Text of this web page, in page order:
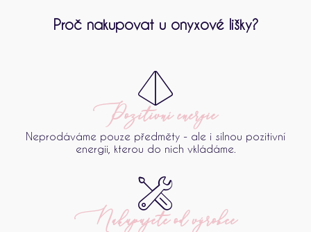
Proč nakupovat u onyxové lišky?
Pozitivní energie
Neprodáváme pouze předměty - ale i silnou pozitivní
energii, kterou do nich vkládáme.
Nakupujete od výrobce